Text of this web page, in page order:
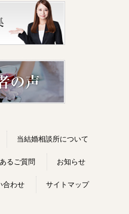
当結婚相談所について
るご質問 お知らせ
合わせ サイトマップ